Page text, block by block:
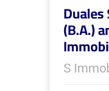
(B.A.)
S